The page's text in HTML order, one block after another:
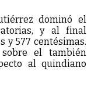
dominó el
y al final
y 577 centésimas.
el también
al quindiano